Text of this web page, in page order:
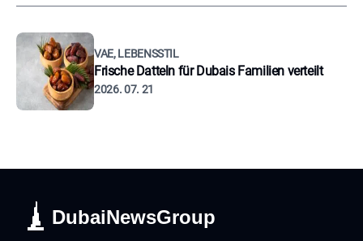
VAE, LEBENSSTIL
Frische Datteln für Dubais Familien verteilt
2026. 07. 21
DubaiNewsGroup